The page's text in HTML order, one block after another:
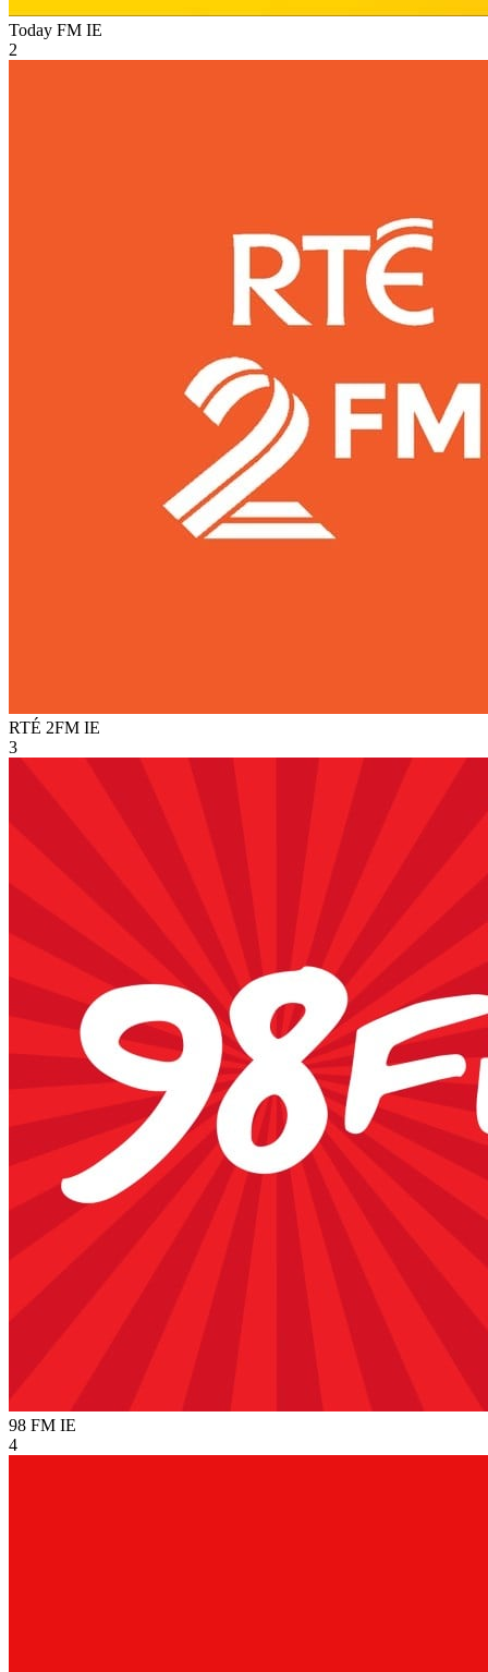
Today FM IE
2
RTÉ 2FM IE
3
98 FM IE
4